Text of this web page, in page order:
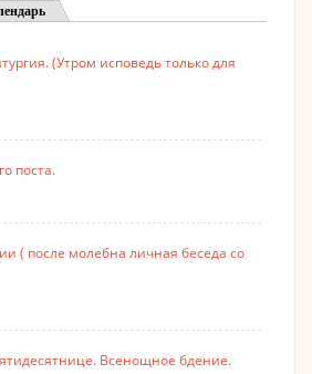
вкладка)
(Утром исповедь только для
поста.
( после молебна личная беседа со
Всенощное бдение.